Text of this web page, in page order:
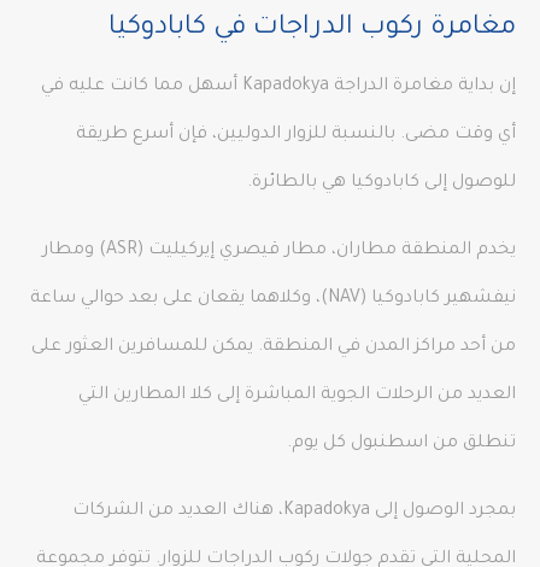
مغامرة ركوب الدراجات في كابادوكيا
إن بداية مغامرة الدراجة Kapadokya أسهل مما كانت عليه في
أي وقت مضى. بالنسبة للزوار الدوليين، فإن أسرع طريقة
للوصول إلى كابادوكيا هي بالطائرة.
يخدم المنطقة مطاران، مطار قيصري إيركيليت (ASR) ومطار
نيفشهير كابادوكيا (NAV)، وكلاهما يقعان على بعد حوالي ساعة
من أحد مراكز المدن في المنطقة. يمكن للمسافرين العثور على
العديد من الرحلات الجوية المباشرة إلى كلا المطارين التي
تنطلق من اسطنبول كل يوم.
بمجرد الوصول إلى Kapadokya، هناك العديد من الشركات
المحلية التي تقدم جولات ركوب الدراجات للزوار. تتوفر مجموعة